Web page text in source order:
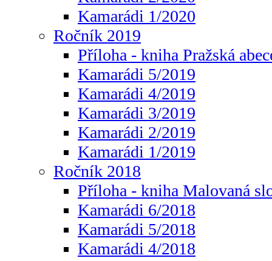
Kamarádi 1/2020
Ročník 2019
Příloha - kniha Pražská
Kamarádi 5/2019
Kamarádi 4/2019
Kamarádi 3/2019
Kamarádi 2/2019
Kamarádi 1/2019
Ročník 2018
Příloha - kniha Malovaná
Kamarádi 6/2018
Kamarádi 5/2018
Kamarádi 4/2018